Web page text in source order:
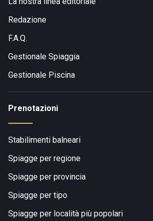
Redazione
F.A.Q.
Gestionale Spiaggia
Gestionale Piscina
Prenotazioni
Stabilimenti balneari
Spiagge per regione
Spiagge per provincia
Spiagge per tipo
Spiagge per località più popolari